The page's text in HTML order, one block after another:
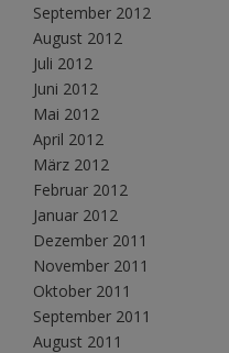
September 2012
August 2012
Juli 2012
Juni 2012
Mai 2012
April 2012
März 2012
Februar 2012
Januar 2012
Dezember 2011
November 2011
Oktober 2011
September 2011
August 2011